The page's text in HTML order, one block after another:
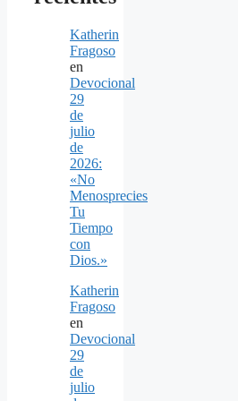
Katherin
Fragoso
en
Devocional
29
de
julio
de
2026:
«No
Menosprecies
Tu
Tiempo
con
Dios.»
Katherin
Fragoso
en
Devocional
29
de
julio